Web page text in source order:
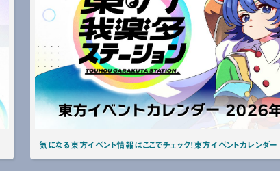
気になる東方イベント情報はここでチェック！東方イベントカレン